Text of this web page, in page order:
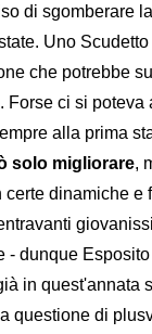
di sgomberare
Uno
che potrebbe
ci si
alla prima
solo migliorare,
dinamiche
dunque
in quest'annata
questione di